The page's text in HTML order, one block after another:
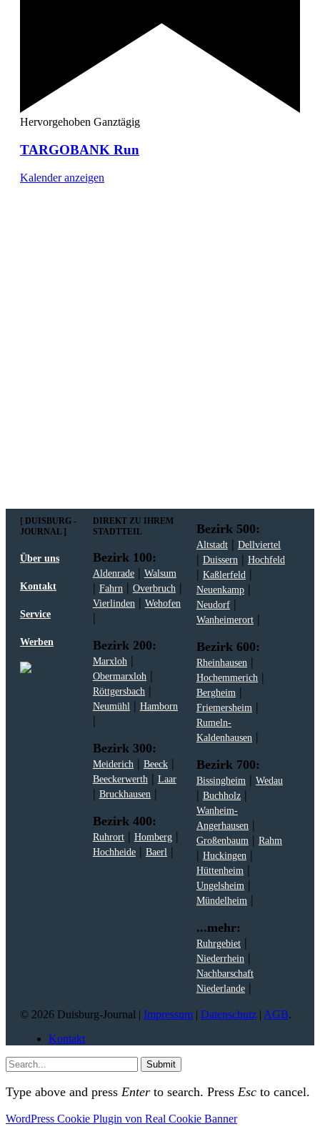
Hervorgehoben Ganztägig
TARGOBANK Run
Kalender anzeigen
[ DUISBURG -
JOURNAL ]
Über uns
Kontakt
Service
Werben
DIREKT ZU IHREM
STADTTEIL
Bezirk 100:
Aldenrade| Walsum
| Fahrn| Overbruch|
Vierlinden| Wehofen
|
Bezirk 200:
Marxloh|
Obermarxloh|
Röttgersbach|
Neumühl| Hamborn
|
Bezirk 300:
Meiderich| Beeck|
Beeckerwerth| Laar
| Bruckhausen|
Bezirk 400:
Ruhrort| Homberg|
Hochheide| Baerl|
Bezirk 500:
Altstadt| Dellviertel
| Duissern| Hochfeld
| Kaßlerfeld|
Neuenkamp|
Neudorf|
Wanheimerort|
Bezirk 600:
Rheinhausen|
Hochemmerich|
Bergheim|
Friemersheim|
Rumeln-
Kaldenhausen|
Bezirk 700:
Bissingheim| Wedau
| Buchholz|
Wanheim-
Angerhausen|
Großenbaum| Rahm
| Huckingen|
Hüttenheim|
Ungelsheim|
Mündelheim|
...mehr:
Ruhrgebiet|
Niederrhein|
Nachbarschaft
Niederlande|
© 2026 Duisburg-Journal | Impressum | Datenschutz | AGB.
Kontakt
Submit
Type above and press Enter to search. Press Esc to cancel.
WordPress Cookie Plugin von Real Cookie Banner